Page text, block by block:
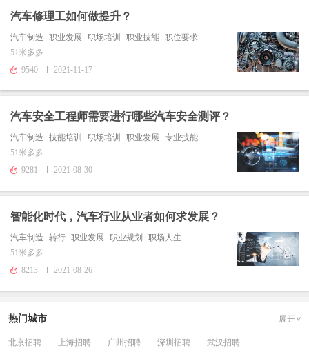
汽车修理工如何做提升？
汽车制造 职业发展 职场培训 职业技能 职位要求
51米多多
9540
2021-11-17
汽车安全工程师需要进行哪些汽车安全测评？
汽车制造 技能培训 职场培训 职业发展
专业技能
51米多多
9281
2021-08-30
智能化时代，汽车行业从业者如何求发展？
汽车制造 转行 职业发展 职业规划
职场人生
51米多多
8213
2021-08-26
热门城市 展开
北京招聘 上海招聘 广州招聘 深圳招聘 武汉招聘